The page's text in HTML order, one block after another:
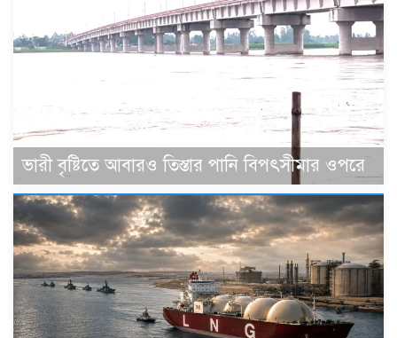
ভারী বৃষ্টিতে আবারও তিস্তার পানি বিপৎসীমার ওপরে